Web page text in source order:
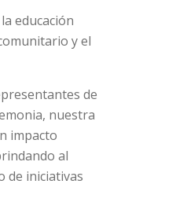
educación
y el
de
nuestra
impacto
al
de iniciativas